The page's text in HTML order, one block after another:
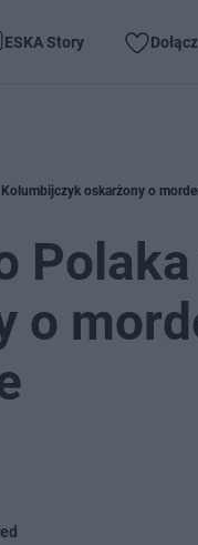
ESKA Story Dołącz
oskarżony o
o